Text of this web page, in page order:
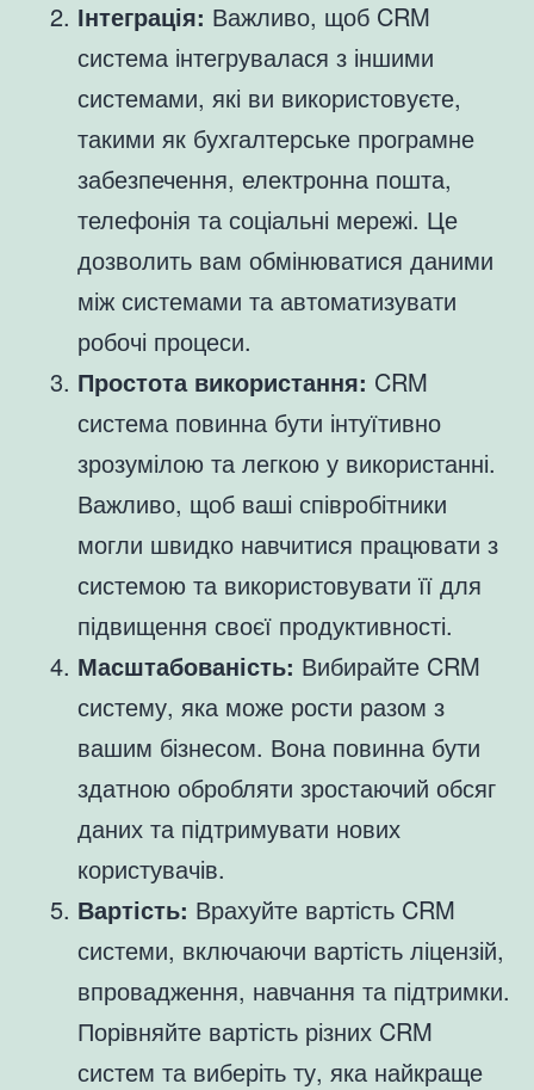
Інтеграція: Важливо, щоб CRM
система інтегрувалася з іншими
системами, які ви використовуєте,
такими як бухгалтерське програмне
забезпечення, електронна пошта,
телефонія та соціальні мережі. Це
дозволить вам обмінюватися даними
між системами та автоматизувати
робочі процеси.
Простота використання: CRM
система повинна бути інтуїтивно
зрозумілою та легкою у використанні.
Важливо, щоб ваші співробітники
могли швидко навчитися працювати з
системою та використовувати її для
підвищення своєї продуктивності.
Масштабованість: Вибирайте CRM
систему, яка може рости разом з
вашим бізнесом. Вона повинна бути
здатною обробляти зростаючий обсяг
даних та підтримувати нових
користувачів.
Вартість: Врахуйте вартість CRM
системи, включаючи вартість ліцензій,
впровадження, навчання та підтримки.
Порівняйте вартість різних CRM
систем та виберіть ту, яка найкраще